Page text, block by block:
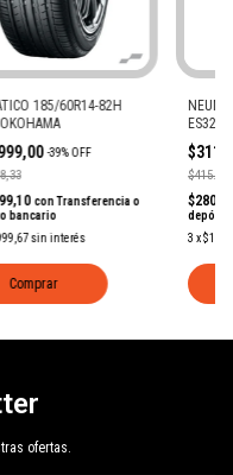
185/60R14-82H
-39%OFF
con Transferencia o
bancario
sin interés
Comprar
ES32
3 x
ofertas.